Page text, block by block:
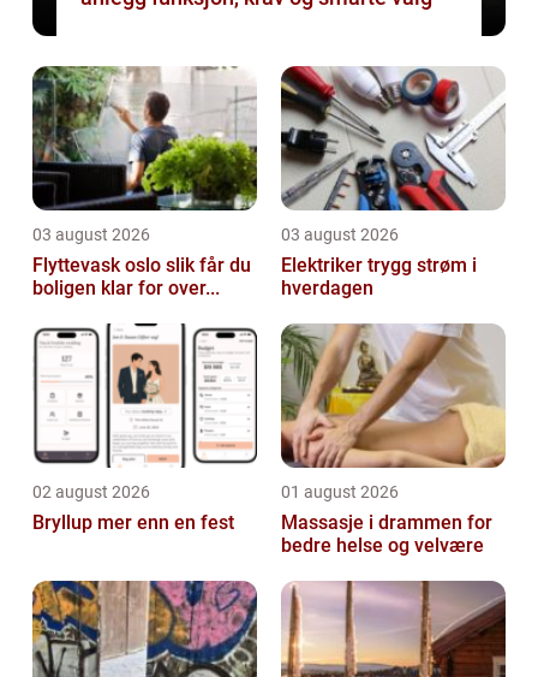
03 august 2026
Flyttevask oslo slik får du
boligen klar for over...
03 august 2026
Elektriker trygg strøm i
hverdagen
02 august 2026
Bryllup mer enn en fest
01 august 2026
Massasje i drammen for
bedre helse og velvære